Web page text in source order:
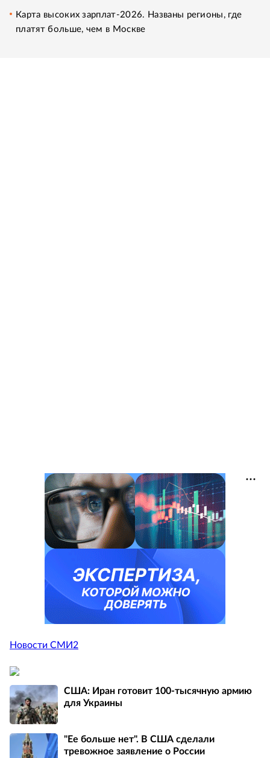
Карта высоких зарплат-2026. Названы регионы, где
платят больше, чем в Москве
Новости СМИ2
США: Иран готовит 100-тысячную армию
для Украины
"Ее больше нет". В США сделали
тревожное заявление о России